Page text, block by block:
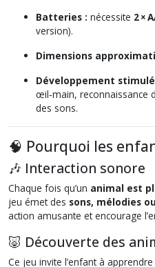
Batteries : nécessite 2 ×
version).
Dimensions
Développement
œil‑main, reconnaissance
des sons.
🧠 Pourquoi les
🎶 Interaction sonore
Chaque fois qu’un animal est
jeu émet des sons, mélodies
action amusante et encourage
🐷 Découverte des
Ce jeu invite l’enfant à apprendre